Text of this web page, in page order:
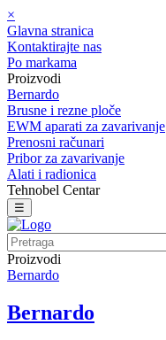
×
Glavna stranica
Kontaktirajte nas
Po markama
Proizvodi
Bernardo
Brusne i rezne ploče
EWM aparati za zavarivanje
Prenosni računari
Pribor za zavarivanje
Alati i radionica
Tehnobel Centar
☰
Proizvodi
Bernardo
Bernardo